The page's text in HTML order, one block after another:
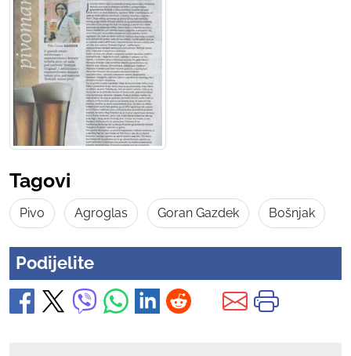
Tagovi
Pivo Agroglas Goran Gazdek Bošnjak
Podijelite